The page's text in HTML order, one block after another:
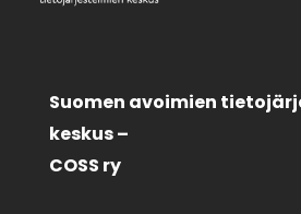
Suomen avoimien
keskus –
COSS ry